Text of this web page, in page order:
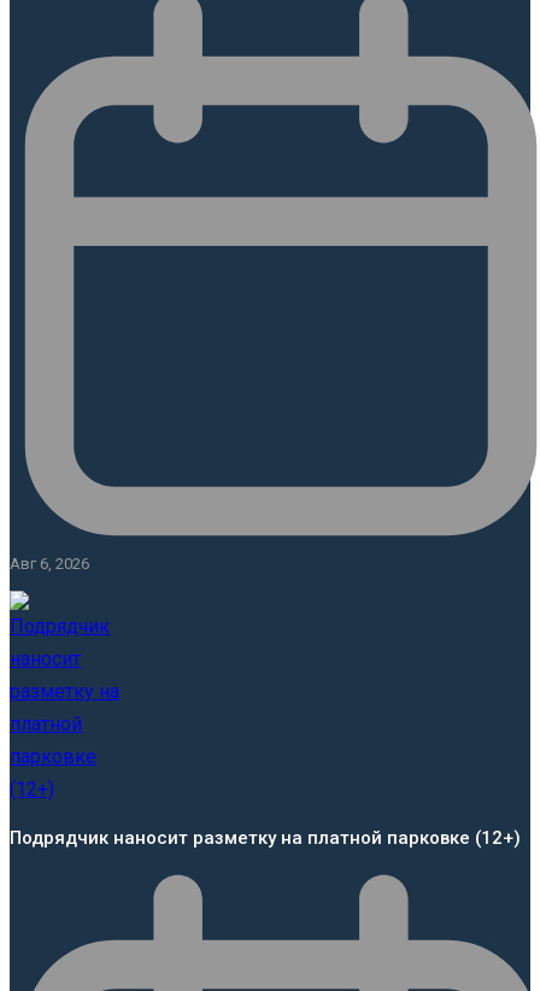
Авг 6, 2026
Подрядчик наносит разметку на платной парковке (12+)